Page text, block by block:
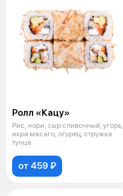
Ролл «Кацу»
Рис, нори, сыр сливочный, угорь,
икра масаго, огурец, стружка
тунца
от 459 ₽